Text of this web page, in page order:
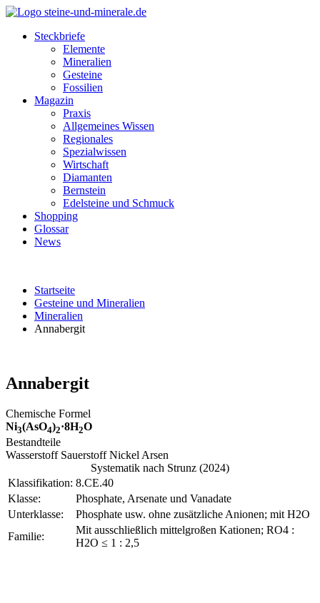
Steckbriefe
Elemente
Mineralien
Gesteine
Fossilien
Magazin
Praxis
Allgemeines Wissen
Regionales
Spezialwissen
Wirtschaft
Diamanten
Bernstein
Edelsteine und Schmuck
Shopping
Glossar
News
Startseite
Gesteine und Mineralien
Mineralien
Annabergit
Annabergit
Chemische Formel
Ni3(AsO4)2·8H2O
Bestandteile
Wasserstoff Sauerstoff Nickel Arsen
Systematik nach Strunz (2024)
Klassifikation: 8.CE.40
Klasse:
Phosphate, Arsenate und Vanadate
Unterklasse:
Phosphate usw. ohne zusätzliche Anionen; mit H2O
Familie:
Mit ausschließlich mittelgroßen Kationen; RO4 :
H2O ≤ 1 : 2,5